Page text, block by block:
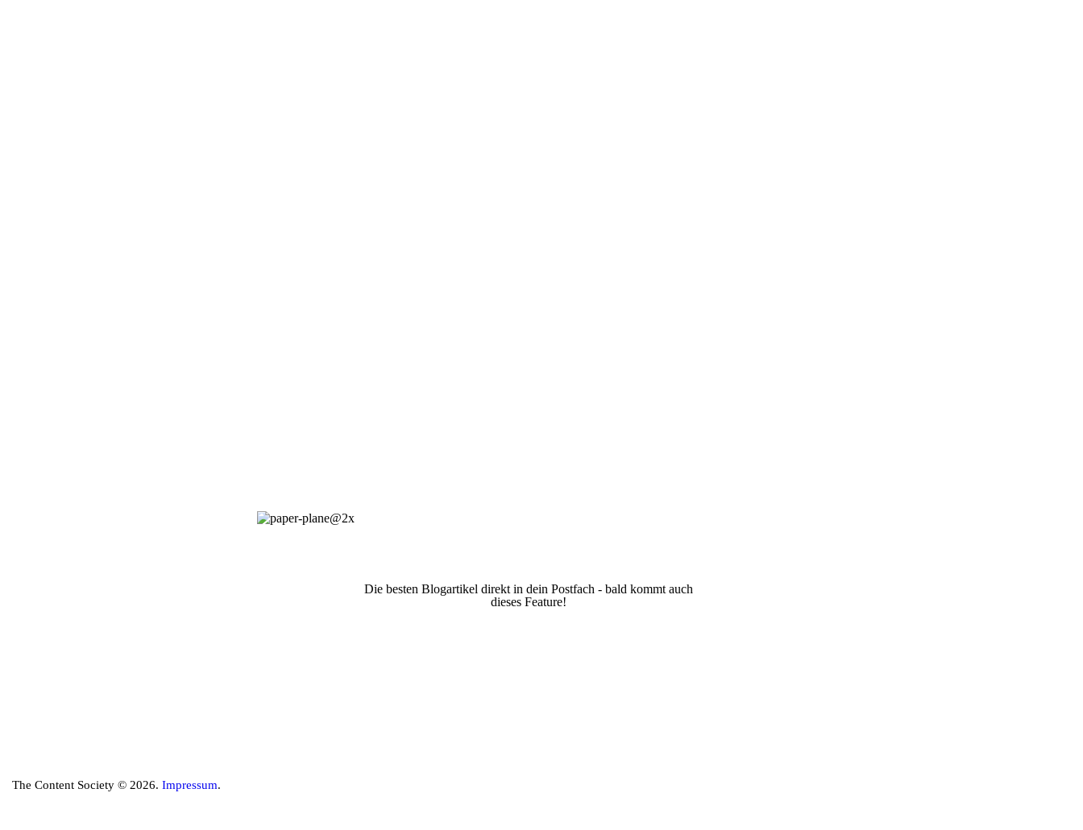
Die besten Blogartikel direkt in dein Postfach - bald kommt auch
dieses Feature!
The Content Society © 2026. Impressum.